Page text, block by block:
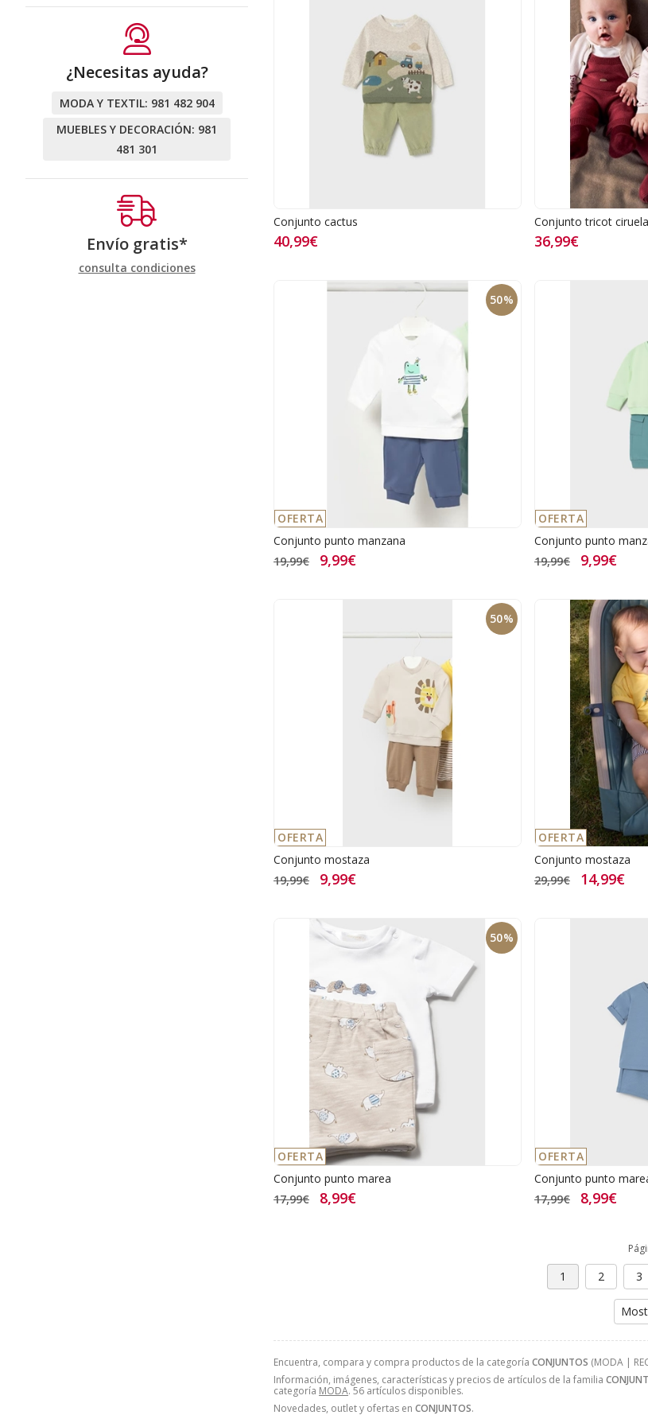
Encuentra, compara y compra productos de la categoría CONJUNTOS (MODA |
Información, imágenes, características y precios de artículos de la familia
categoría MODA. 56 artículos disponibles.
Novedades, outlet y ofertas en CONJUNTOS.
Conjunto cactus
40,99€
Conjunto tricot ciruela
36,99€
50%
OFERTA
Conjunto punto manzana
19,99€
9,99€
OFERTA
Conjunto punto
19,99€
9,99€
50%
OFERTA
Conjunto mostaza
19,99€
9,99€
OFERTA
Conjunto mostaza
29,99€
14,99€
50%
OFERTA
Conjunto punto marea
17,99€
8,99€
OFERTA
Conjunto punto
17,99€
8,99€
1 2 3
¿Necesitas ayuda?
MODA Y TEXTIL: 981 482 904
MUEBLES Y DECORACIÓN: 981
481 301
Envío gratis*
consulta condiciones